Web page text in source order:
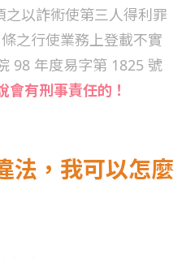
以詐術使第三人得利罪
之行使業務上登載不實
98 年度易字第 1825 號
會有刑事責任的！
法，我可以怎麼